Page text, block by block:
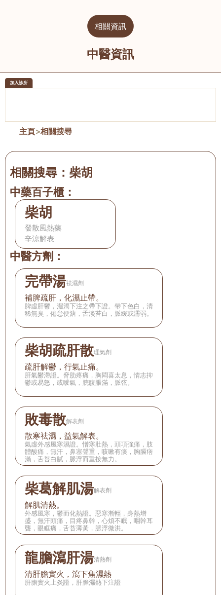
相關資訊
中醫資訊
加入診所
主頁>相關搜尋
相關搜尋： 柴胡
中藥百子櫃：
柴胡
發散風熱藥
辛涼解表
中醫方劑：
完帶湯祛濕劑
補脾疏肝，化濕止帶。
脾虛肝鬱，濕濁下注之帶下證。帶下色白，清
稀無臭，倦怠便溏，舌淡苔白，脈緩或濡弱。
柴胡疏肝散理氣劑
疏肝解鬱，行氣止痛。
肝氣鬱滯證。脅肋疼痛，胸悶喜太息，情志抑
鬱或易怒，或噯氣，脘腹脹滿，脈弦。
敗毒散解表劑
散寒祛濕，益氣解表。
氣虛外感風寒濕證。憎寒壯熱，頭項強痛，肢
體酸痛，無汗，鼻塞聲重，咳嗽有痰，胸膈痞
滿，舌苔白膩，脈浮而重按無力。
柴葛解肌湯解表劑
解肌清熱。
外感風寒，鬱而化熱證。惡寒漸輕，身熱增
盛，無汗頭痛，目疼鼻幹，心煩不眠，咽幹耳
聾，眼眶痛，舌苔薄黃，脈浮微洪。
龍膽瀉肝湯清熱劑
清肝膽實火，瀉下焦濕熱
肝膽實火上炎證，肝膽濕熱下注證